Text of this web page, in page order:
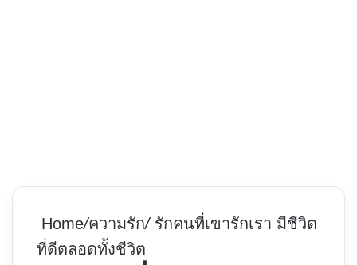
Home/ความรัก/รักคนที่เขารักเรา มีชีวิต
ที่ดีตลอดทั้งชีวิต